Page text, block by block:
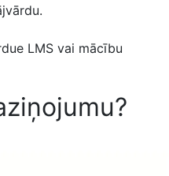
LMS vai mācību